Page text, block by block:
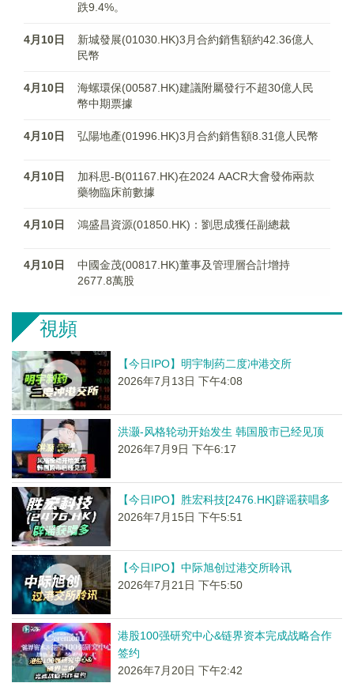
跌9.4%。
4月10日
新城發展(01030.HK)3月合約銷售額約42.36億人
民幣
4月10日
海螺環保(00587.HK)建議附屬發行不超30億人民
幣中期票據
4月10日 弘陽地產(01996.HK)3月合約銷售額8.31億人民幣
4月10日
加科思-B(01167.HK)在2024 AACR大會發佈兩款
藥物臨床前數據
4月10日 鴻盛昌資源(01850.HK)：劉思成獲任副總裁
4月10日
中國金茂(00817.HK)董事及管理層合計增持
2677.8萬股
視頻
【今日IPO】明宇制药二度冲港交所
2026年7月13日 下午4:08
洪灏-风格轮动开始发生 韩国股市已经见顶
2026年7月9日 下午6:17
【今日IPO】胜宏科技[2476.HK]辟谣获唱多
2026年7月15日 下午5:51
【今日IPO】中际旭创过港交所聆讯
2026年7月21日 下午5:50
港股100强研究中心&链界资本完成战略合作
签约
2026年7月20日 下午2:42